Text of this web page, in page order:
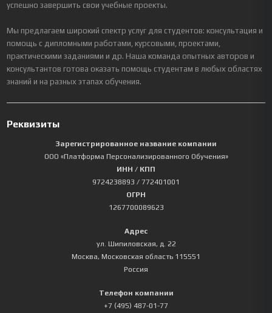
успешно завершить свои учебные проекты.
Мы предлагаем широкий спектр услуг для студентов: консультация и
помощь с дипломными работами, курсовыми, проектами,
практическими заданиями и др. Наша команда опытных авторов и
консультантов готова оказать помощь студентам в любых областях
знаний и на разных этапах обучения.
Реквизиты
Зарегистрированное название компании
ООО «Платформа Персонализированного Обучения»
ИНН / КПП
9724238893 / 772401001
ОГРН
1267700089623
Адрес
ул. Шипиловская, д. 22
Москва, Московская область 115551
Россия
Телефон компании
+7 (495) 487-01-77